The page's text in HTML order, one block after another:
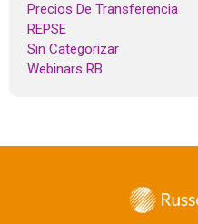
Precios De Transferencia
REPSE
Sin Categorizar
Webinars RB